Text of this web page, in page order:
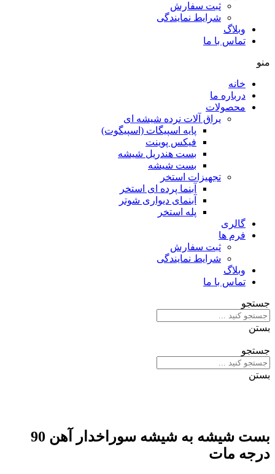
ثبت سفارش
شرایط نمایندگی
وبلاگ
تماس با ما
منو
خانه
درباره ما
محصولات
یراق آلات نرده شیشه ای
پایه اسپیگات (اسپیگوت)
فیکس پوینت
بست هندریل شیشه
بست شیشه
تجهیزات استخر
آبنما پرده ای استخر
آبنمای دیواری شوتر
پله استخر
گالری
فرم ها
ثبت سفارش
شرایط نمایندگی
وبلاگ
تماس با ما
جستجو
بستن
جستجو
بستن
بست شیشه به شیشه سوراخدار آهن 90
درجه مات